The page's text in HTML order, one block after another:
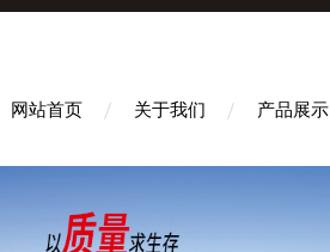
网站首页 关于我们 产品展示